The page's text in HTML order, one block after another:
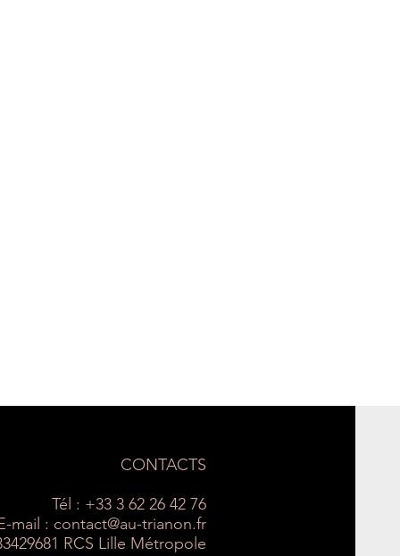
CONTACTS
Tél : +33 3 62 26 42 76
mail : contact@au-trianon.fr
RCS Lille Métropole